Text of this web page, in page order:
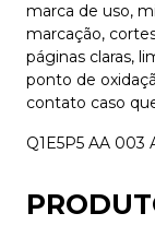
marca de uso,
marcação,
páginas claras,
ponto de
contato caso
Q1E5P5 AA 003